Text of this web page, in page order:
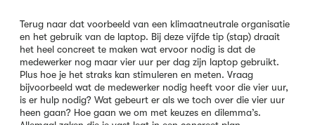
Terug naar dat voorbeeld van een klimaatneutrale organisatie
en het gebruik van de laptop. Bij deze vijfde tip (stap) draait
het heel concreet te maken wat ervoor nodig is dat de
medewerker nog maar vier uur per dag zijn laptop gebruikt.
Plus hoe je het straks kan stimuleren en meten. Vraag
bijvoorbeeld wat de medewerker nodig heeft voor die vier uur,
is er hulp nodig? Wat gebeurt er als we toch over die vier uur
heen gaan? Hoe gaan we om met keuzes en dilemma’s.